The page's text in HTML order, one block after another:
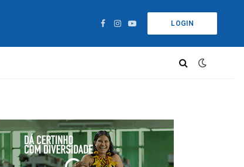
Facebook
Instagram
YouTube
LOGIN